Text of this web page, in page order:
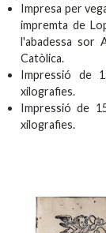
Impresa per
impremta de
l'abadessa sor
Catòlica.
Impressió de
xilografies.
Impressió de
xilografies.